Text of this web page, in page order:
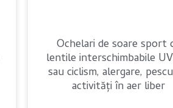
Ochelari de soare sport
lentile interschimbabile
sau ciclism, alergare,
activități în aer liber